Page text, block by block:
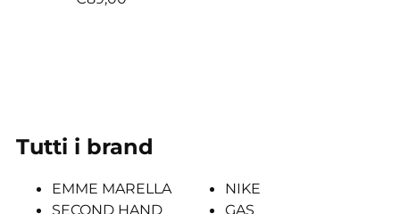
Tutti i brand
EMME MARELLA
SECOND HAND
NIKE
GAS